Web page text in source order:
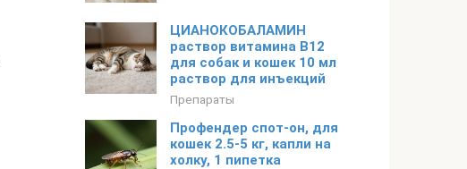
ЦИАНОКОБАЛАМИН
раствор витамина В12
для собак и кошек 10 мл
раствор для инъекций
Препараты
Профендер спот-он, для
кошек 2.5-5 кг, капли на
холку, 1 пипетка